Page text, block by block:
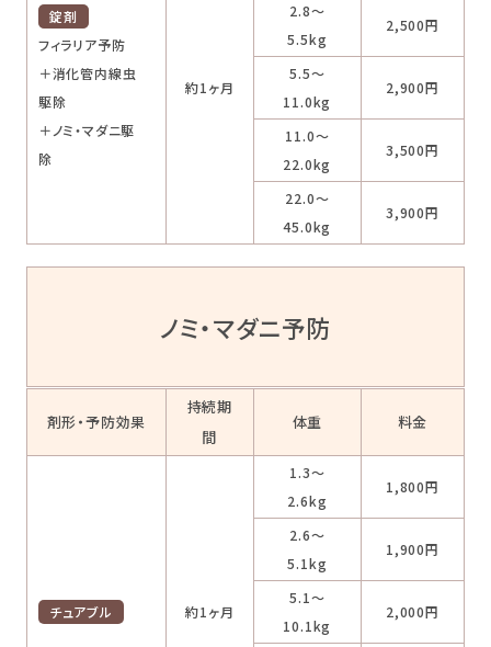
錠剤
フィラリア予防
＋消化管内線虫
駆除
＋ノミ・マダニ駆
除
約1ヶ月
2.8～
5.5kg
2,500円
5.5～
11.0kg
2,900円
11.0～
22.0kg
3,500円
22.0～
45.0kg
3,900円
ノミ・マダニ予防
剤形・予防効果
持続期
間
体重 料金
チュアブル 約1ヶ月
1.3～
2.6kg
1,800円
2.6～
5.1kg
1,900円
5.1～
10.1kg
2,000円